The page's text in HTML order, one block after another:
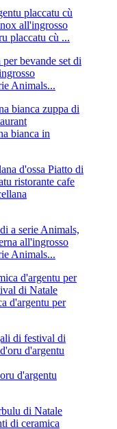
placcatu cù ...
Animals...
bianca in
Animals...
d'argentu per
d'argentu